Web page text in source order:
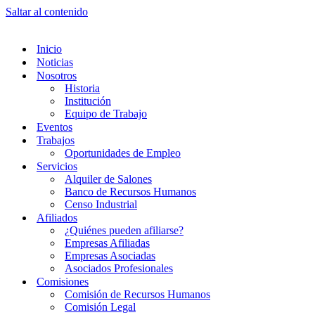
Saltar al contenido
Inicio
Noticias
Nosotros
Historia
Institución
Equipo de Trabajo
Eventos
Trabajos
Oportunidades de Empleo
Servicios
Alquiler de Salones
Banco de Recursos Humanos
Censo Industrial
Afiliados
¿Quiénes pueden afiliarse?
Empresas Afiliadas
Empresas Asociadas
Asociados Profesionales
Comisiones
Comisión de Recursos Humanos
Comisión Legal